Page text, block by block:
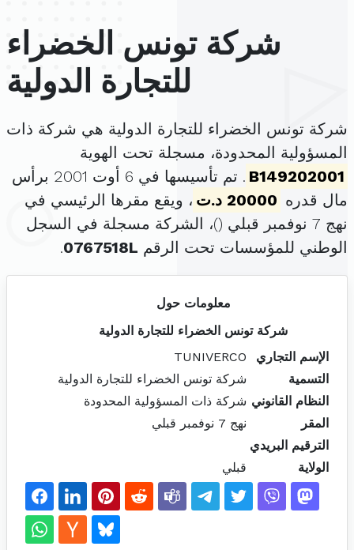
شركة تونس الخضراء
للتجارة الدولية
شركة تونس الخضراء للتجارة الدولية هي شركة ذات
المسؤولية المحدودة، مسجلة تحت الهوية
B149202001
. تم تأسيسها في 6 أوت 2001 برأس
مال قدره 20000 د.ت
، ويقع مقرها الرئيسي في
نهج 7 نوفمبر قبلي (
)، الشركة مسجلة في السجل
الوطني للمؤسسات تحت الرقم 0767518L
.
معلومات حول
شركة تونس الخضراء للتجارة الدولية
الإسم التجاري
TUNIVERCO
التسمية
شركة تونس الخضراء للتجارة الدولية
النظام القانوني شركة ذات المسؤولية المحدودة
المقر
نهج 7 نوفمبر قبلي
الترقيم البريدي
الولاية
قبلي